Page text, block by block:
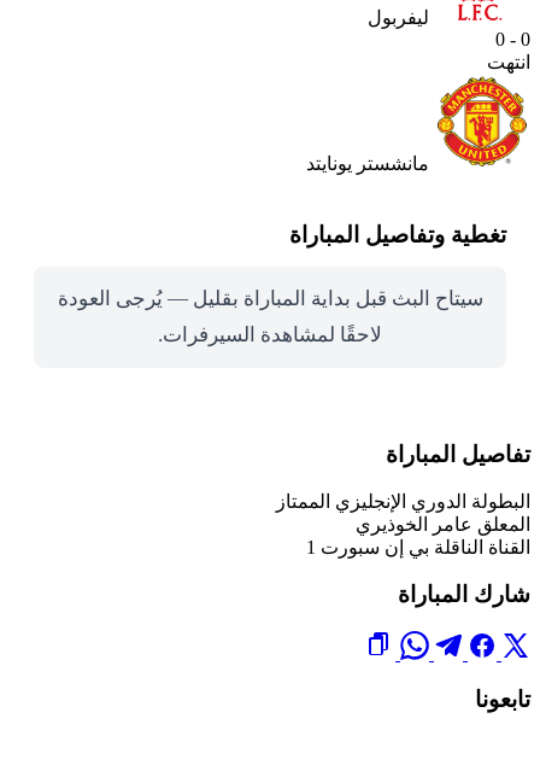
ليفربول
0 - 0
انتهت
مانشستر يونايتد
تغطية وتفاصيل المباراة
سيتاح البث قبل بداية المباراة بقليل — يُرجى العودة
لاحقًا لمشاهدة السيرفرات.
تفاصيل المباراة
البطولة الدوري الإنجليزي الممتاز
المعلق عامر الخوذيري
القناة الناقلة بي إن سبورت 1
شارك المباراة
تابعونا